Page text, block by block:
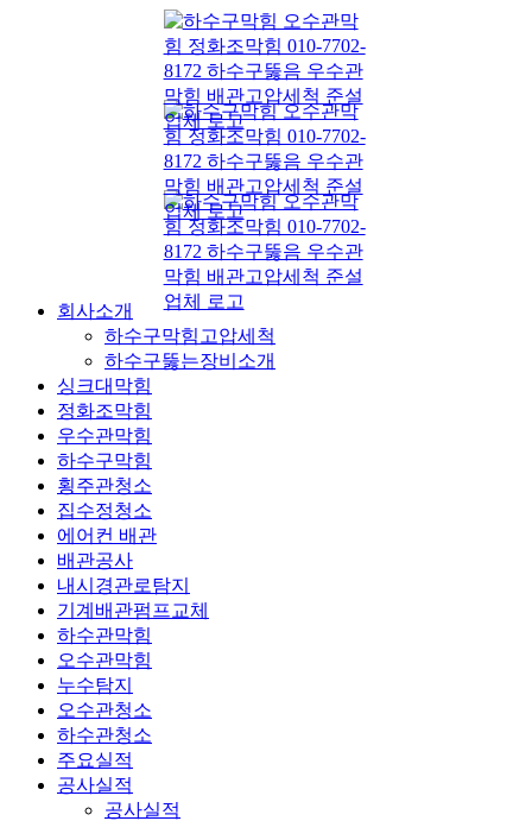
회사소개
하수구막힘고압세척
하수구뚫는장비소개
싱크대막힘
정화조막힘
우수관막힘
하수구막힘
횡주관청소
집수정청소
에어컨 배관
배관공사
내시경관로탐지
기계배관펌프교체
하수관막힘
오수관막힘
누수탐지
오수관청소
하수관청소
주요실적
공사실적
공사실적